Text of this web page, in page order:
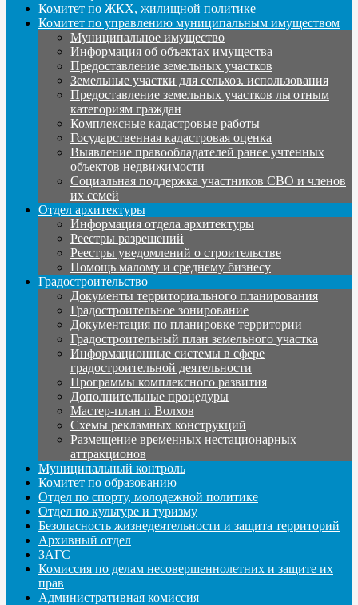
Комитет по ЖКХ, жилищной политике
Комитет по управлению муниципальным имуществом
Муниципальное имущество
Информация об объектах имущества
Предоставление земельных участков
Земельные участки для сельхоз. использования
Предоставление земельных участков льготным
категориям граждан
Комплексные кадастровые работы
Государственная кадастровая оценка
Выявление правообладателей ранее учтенных
объектов недвижимости
Социальная поддержка участников СВО и членов
их семей
Отдел архитектуры
Информация отдела архитектуры
Реестры разрешений
Реестры уведомлений о строительстве
Помощь малому и среднему бизнесу
Градостроительство
Документы территориального планирования
Градостроительное зонирование
Документация по планировке территории
Градостроительный план земельного участка
Информационные системы в сфере
градостроительной деятельности
Программы комплексного развития
Дополнительные процедуры
Мастер-план г. Волхов
Схемы рекламных конструкций
Размещение временных нестационарных
аттракционов
Муниципальный контроль
Комитет по образованию
Отдел по спорту, молодежной политике
Отдел по культуре и туризму
Безопасность жизнедеятельности и защита территорий
Архивный отдел
ЗАГС
Комиссия по делам несовершеннолетних и защите их
прав
Административная комиссия